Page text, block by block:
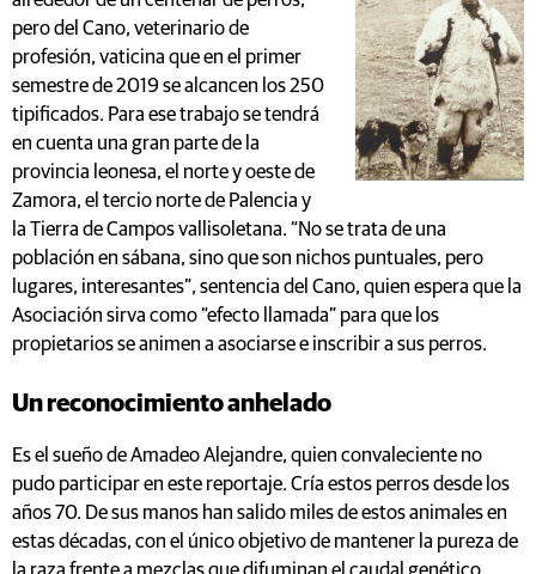
pero del Cano, veterinario de
profesión, vaticina que en el primer
semestre de 2019 se alcancen los 250
tipificados. Para ese trabajo se tendrá
en cuenta una gran parte de la
provincia leonesa, el norte y oeste de
Zamora, el tercio norte de Palencia y
la Tierra de Campos vallisoletana. “No se trata de una
población en sábana, sino que son nichos puntuales, pero
lugares, interesantes”, sentencia del Cano, quien espera que la
Asociación sirva como “efecto llamada” para que los
propietarios se animen a asociarse e inscribir a sus perros.
Un reconocimiento anhelado
Es el sueño de Amadeo Alejandre, quien convaleciente no
pudo participar en este reportaje. Cría estos perros desde los
años 70. De sus manos han salido miles de estos animales en
estas décadas, con el único objetivo de mantener la pureza de